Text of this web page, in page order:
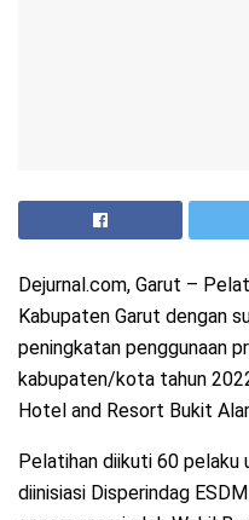
Dejurnal.com, Garut –
Kabupaten Garut dengan
peningkatan penggunaan
kabupaten/kota tahun
Hotel and Resort Bukit
Pelatihan diikuti 60 pelaku
diinisiasi Disperindag